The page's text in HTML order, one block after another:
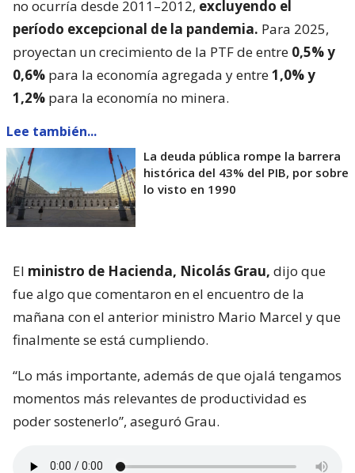
no ocurría desde 2011–2012, excluyendo el
período excepcional de la pandemia. Para 2025,
proyectan un crecimiento de la PTF de entre 0,5% y
0,6% para la economía agregada y entre1,0% y
1,2% para la economía no minera.
Lee también...
La deuda pública rompe la barrera
histórica del 43% del PIB, por sobre
lo visto en 1990
El ministro de Hacienda, Nicolás Grau, dijo que
fue algo que comentaron en el encuentro de la
mañana con el anterior ministro Mario Marcel y que
finalmente se está cumpliendo.
“Lo más importante, además de que ojalá tengamos
momentos más relevantes de productividad es
poder sostenerlo”, aseguró Grau.